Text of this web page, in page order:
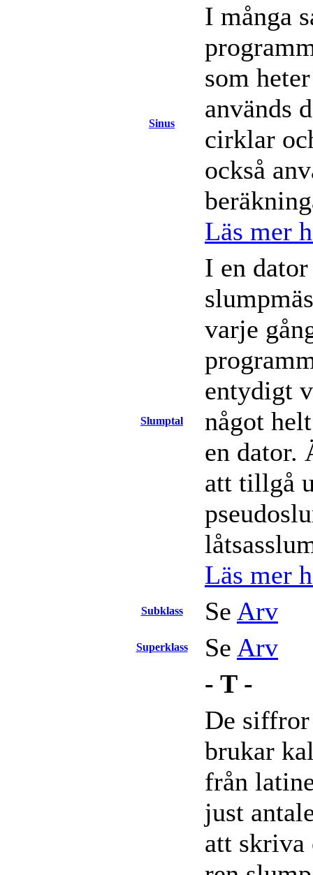
Sinus
I många
som
används
cirklar
också
Läs mer
Slumptal
I en
varje
entydigt
något
en dator.
att tillgå
Läs mer
Subklass Se Arv
Superklass Se Arv
- T -
De
brukar
från
just
att